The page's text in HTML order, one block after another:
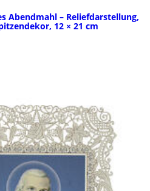
Abendmahl – Reliefdarstellung,
12 × 21 cm